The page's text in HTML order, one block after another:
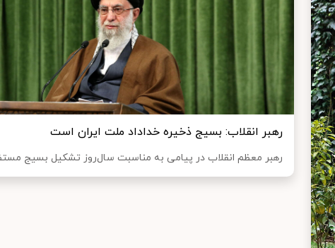
رهبر انقلاب: بسیج ذخیره خداداد ملت ایران است
رهبر معظم انقلاب در پیامی به مناسبت سال‌روز تشکیل بسیج